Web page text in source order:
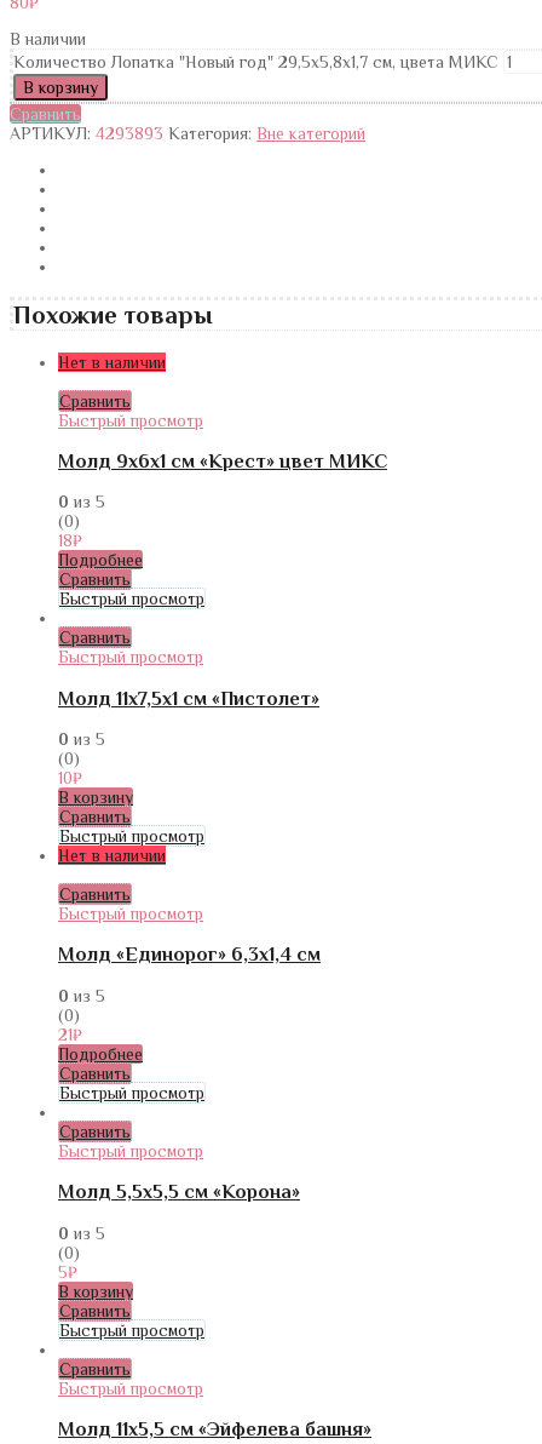
В наличии
Количество Лопатка "Новый год" 29,5x5,8x1,7 см, цвета МИКС
В корзину
Сравнить
АРТИКУЛ: 4293893 Категория: Вне категорий
Похожие товары
Нет в наличии
Сравнить
Быстрый просмотр
Молд 9х6х1 см «Крест» цвет МИКС
0 из 5
(0)
18₽
Подробнее
Сравнить
Быстрый просмотр
Сравнить
Быстрый просмотр
Молд 11х7,5х1 см «Пистолет»
0 из 5
(0)
10₽
В корзину
Сравнить
Быстрый просмотр
Нет в наличии
Сравнить
Быстрый просмотр
Молд «Единорог» 6,3х1,4 см
0 из 5
(0)
21₽
Подробнее
Сравнить
Быстрый просмотр
Сравнить
Быстрый просмотр
Молд 5,5х5,5 см «Корона»
0 из 5
(0)
5₽
В корзину
Сравнить
Быстрый просмотр
Сравнить
Быстрый просмотр
Молд 11х5,5 см «Эйфелева башня»